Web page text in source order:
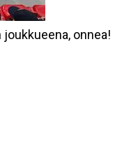
onnea!